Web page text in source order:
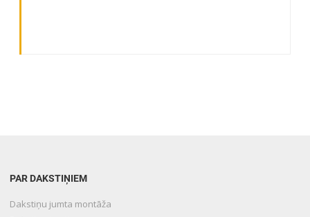
PAR DAKSTIŅIEM
Dakstiņu jumta montāža